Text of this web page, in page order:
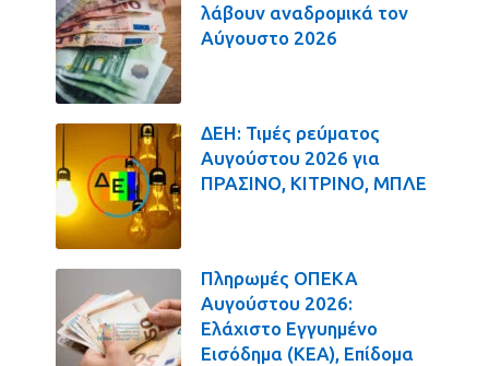
λάβουν αναδρομικά τον
Αύγουστο 2026
ΔΕΗ: Τιμές ρεύματος
Αυγούστου 2026 για
ΠΡΑΣΙΝΟ, ΚΙΤΡΙΝΟ, ΜΠΛΕ
Πληρωμές ΟΠΕΚΑ
Αυγούστου 2026:
Ελάχιστο Εγγυημένο
Εισόδημα (ΚΕΑ), Επίδομα